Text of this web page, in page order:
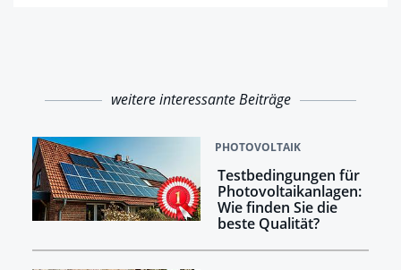
weitere interessante Beiträge
PHOTOVOLTAIK
Testbedingungen für
Photovoltaikanlagen:
Wie finden Sie die
beste Qualität?